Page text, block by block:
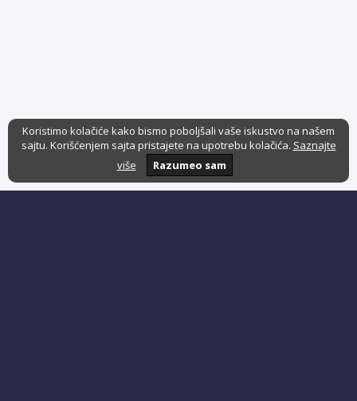
Koristimo kolačiće kako bismo poboljšali vaše iskustvo na našem
sajtu. Korišćenjem sajta pristajete na upotrebu kolačića. Saznajte
više
Razumeo sam